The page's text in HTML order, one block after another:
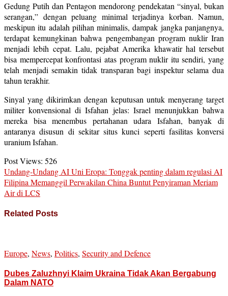
Gedung Putih dan Pentagon mendorong pendekatan “sinyal, bukan
serangan,” dengan peluang minimal terjadinya korban. Namun,
meskipun itu adalah pilihan minimalis, dampak jangka panjangnya,
terdapat kemungkinan bahwa pengembangan program nuklir Iran
menjadi lebih cepat. Lalu, pejabat Amerika khawatir hal tersebut
bisa mempercepat konfrontasi atas program nuklir itu sendiri, yang
telah menjadi semakin tidak transparan bagi inspektur selama dua
tahun terakhir.
Sinyal yang dikirimkan dengan keputusan untuk menyerang target
militer konvensional di Isfahan jelas: Israel menunjukkan bahwa
mereka bisa menembus pertahanan udara Isfahan, banyak di
antaranya disusun di sekitar situs kunci seperti fasilitas konversi
uranium Isfahan.
Post Views: 526
Undang-Undang AI Uni Eropa: Tonggak penting dalam regulasi AI
Filipina Memanggil Perwakilan China Buntut Penyiraman Meriam
Air di LCS
Related Posts
Europe, News, Politics, Security and Defence
Dubes Zaluzhnyi Klaim Ukraina Tidak Akan Bergabung
Dalam NATO